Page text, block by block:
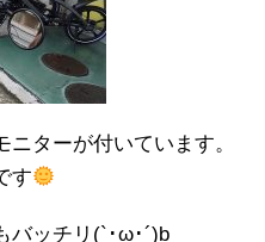
ターが付いています。
す
バッチリ(`･ω･´)b